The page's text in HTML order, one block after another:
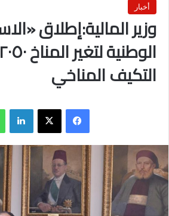
أخبار
وزير المالية:إطلاق
التكيف المناخي
فيسبوك X لينكدإن